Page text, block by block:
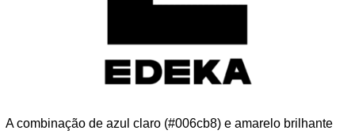
A combinação de azul claro (#006cb8) e amarelo brilhante